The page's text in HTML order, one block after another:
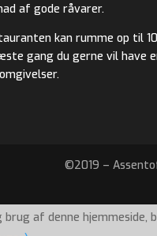
af gode råvarer.
kan rumme op til
gang du gerne vil have
©2019 –
af denne hjemmeside,